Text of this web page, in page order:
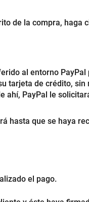
de la compra, haga
al entorno
tarjeta de crédito,
PayPal le
hasta que se haya
el pago.